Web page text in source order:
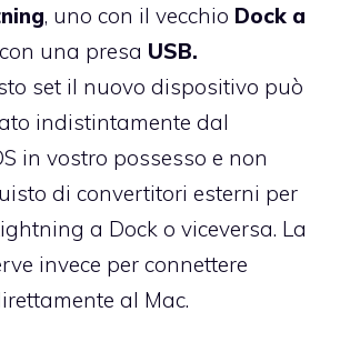
, uno con il vecchio Dock a
una presa USB.
set il nuovo dispositivo può
indistintamente dal
in vostro possesso e non
di convertitori esterni per
a Dock o viceversa. La
invece per connettere
al Mac.